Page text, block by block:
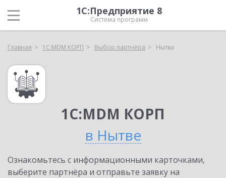
1С:Предприятие 8
Система программ
Главная 1С:MDM КОРП Выбор партнёра Нытва
1С:MDM КОРП
в Нытве
Ознакомьтесь с информационными карточками,
выберите партнёра и отправьте заявку на